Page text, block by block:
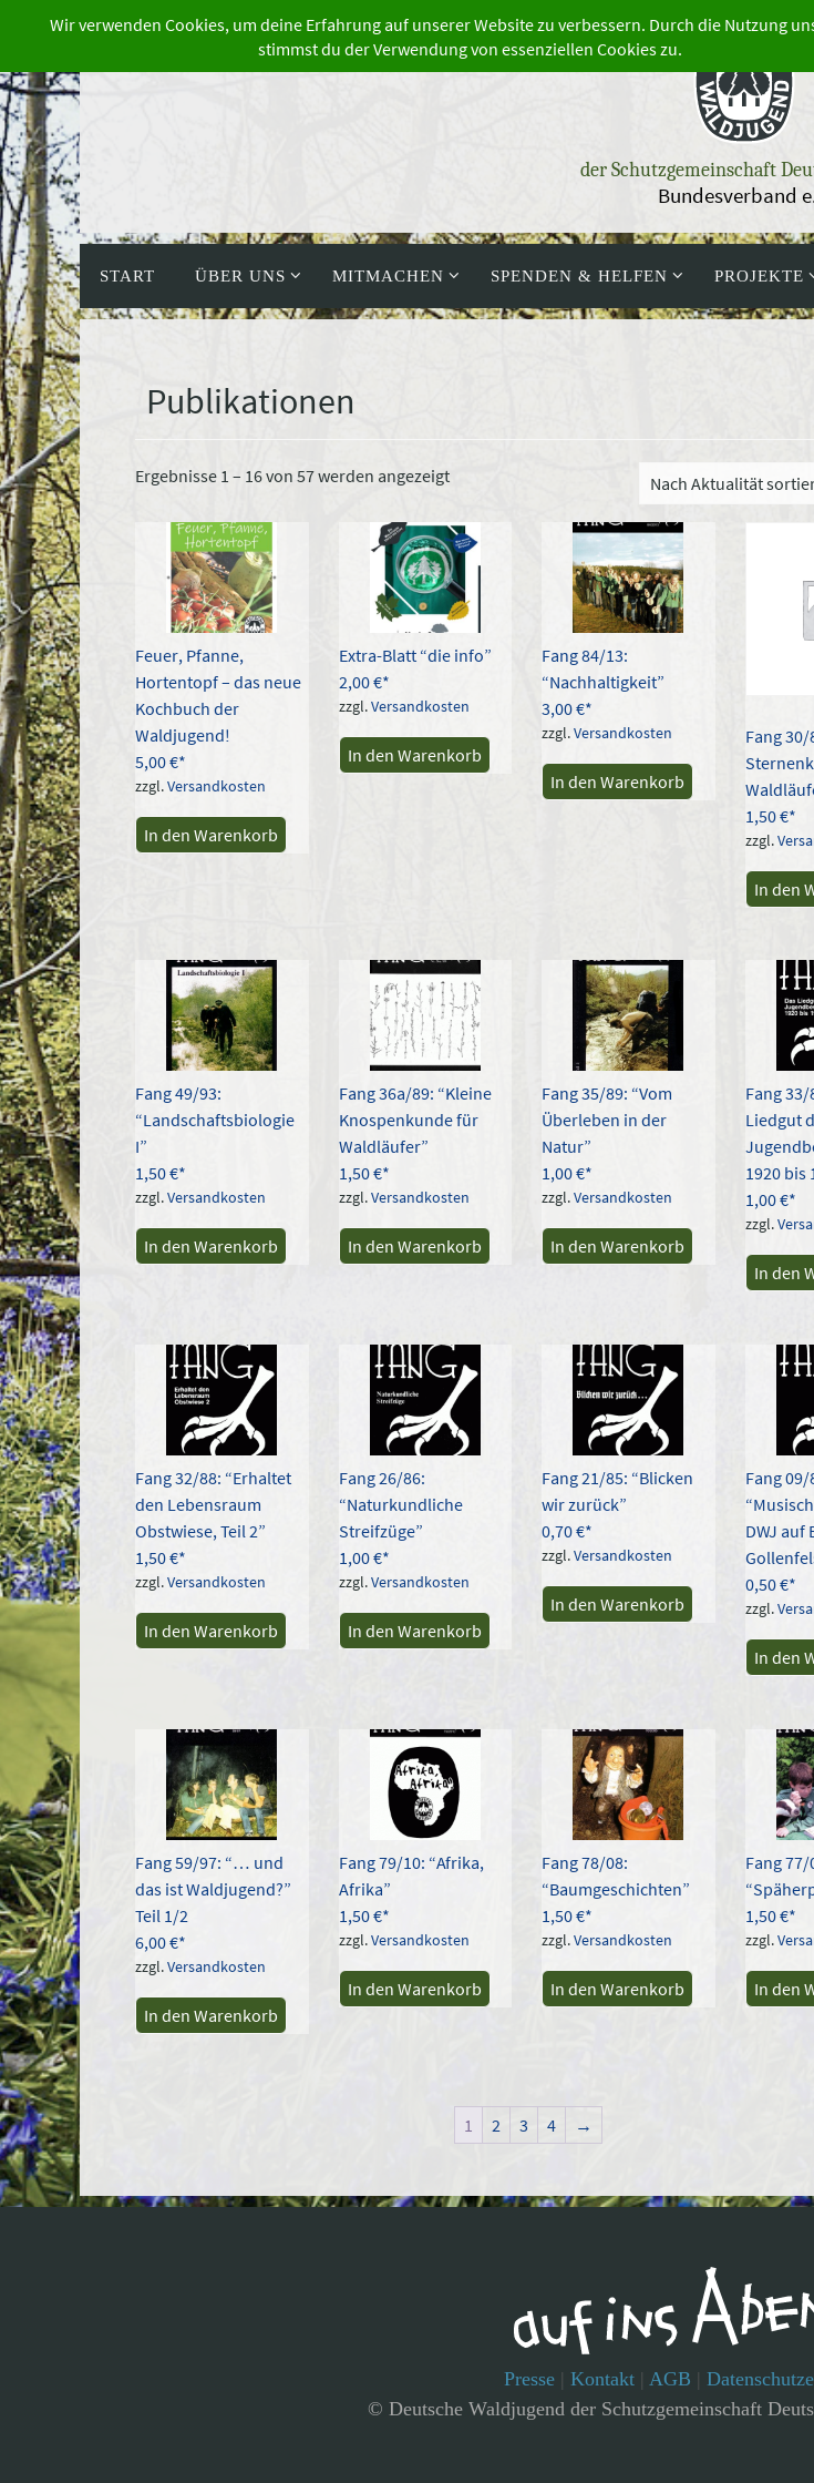
der Schutzgemeinschaft
Bundesverband
Inhalt
springen
START ÜBER UNS MITMACHEN SPENDEN & HELFEN PROJEKTE
Publikationen
Ergebnisse 1 – 16 von 57 werden angezeigtNach
sortiert
Feuer, Pfanne,
Hortentopf – das neue
Kochbuch der
Waldjugend!
5,00€
zzgl.Versandkosten
In den Warenkorb
Extra-Blatt “die info”
2,00€
zzgl.Versandkosten
In den Warenkorb
Fang 84/13:
“Nachhaltigkeit”
3,00€
zzgl.Versandkosten
In den Warenkorb
Fang
1,50€
zzgl.
In den
Fang 49/93:
“Landschaftsbiologie
I”
1,50€
zzgl.Versandkosten
In den Warenkorb
Fang 36a/89: “Kleine
Knospenkunde für
Waldläufer”
1,50€
zzgl.Versandkosten
In den Warenkorb
Fang 35/89: “Vom
Überleben in der
Natur”
1,00€
zzgl.Versandkosten
In den Warenkorb
Fang 33/
Liedgut
1920 bis
1,00€
zzgl.
In den
Fang 32/88: “Erhaltet
den Lebensraum
Obstwiese, Teil 2”
1,50€
zzgl.Versandkosten
In den Warenkorb
Fang 26/86:
“Naturkundliche
Streifzüge”
1,00€
zzgl.Versandkosten
In den Warenkorb
Fang 21/85: “Blicken
wir zurück”
0,70€
zzgl.Versandkosten
In den Warenkorb
Fang 09/
DWJ auf
0,50€
zzgl.
In den
Fang 59/97: “… und
das ist Waldjugend?”
Teil 1/2
6,00€
zzgl.Versandkosten
In den Warenkorb
Fang 79/10: “Afrika,
Afrika”
1,50€
zzgl.Versandkosten
In den Warenkorb
Fang 78/08:
“Baumgeschichten”
1,50€
zzgl.Versandkosten
In den Warenkorb
Fang 77/
1,50€
zzgl.
In den
1 2 3 4 →
Presse| Kontakt| AGB |
© Deutsche Waldjugend der Schutzgemeinschaft